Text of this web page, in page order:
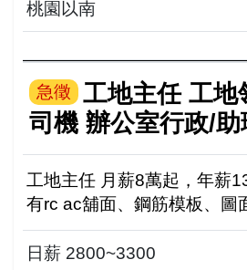
桃園以南
急徵
工地主任 工地
司機 辦公室行政/助
工地主任 月薪8萬起，年薪
有rc ac舖面、鋼筋模板、圖
地領班 日薪2800-3300元，
木經驗，不挑工作，有責任
日薪 2800~3300